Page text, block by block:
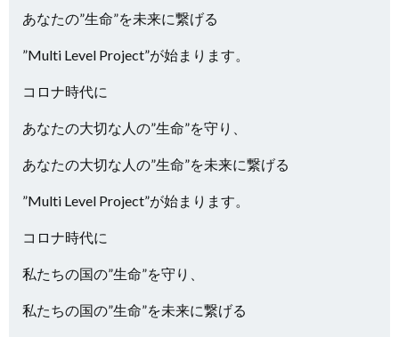
あなたの”生命”を未来に繋げる
”Multi Level Project”が始まります。
コロナ時代に
あなたの大切な人の”生命”を守り、
あなたの大切な人の”生命”を未来に繋げる
”Multi Level Project”が始まります。
コロナ時代に
私たちの国の”生命”を守り、
私たちの国の”生命”を未来に繋げる